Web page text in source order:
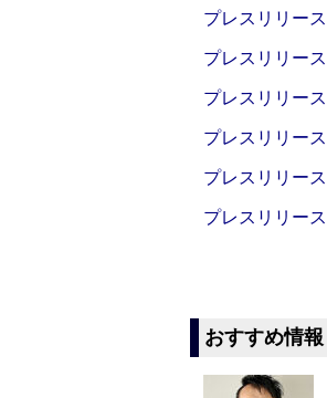
プレスリリー
プレスリリー
プレスリリー
プレスリリー
プレスリリー
プレスリリー
おすすめ情報